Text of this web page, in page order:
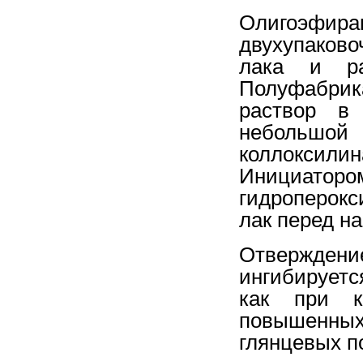
лака и
раствор
лак перед
как при
глянцевых